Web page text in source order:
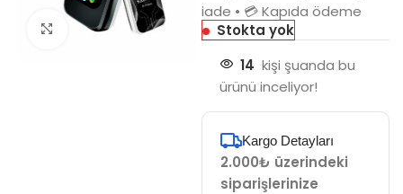
Büyütmek için tıkla
iade • 💳 Kapıda ödeme
Stokta yok
14 kişi şuanda bu
ürünü inceliyor!
Kargo Detayları
2.000₺ üzerindeki
siparişlerinize